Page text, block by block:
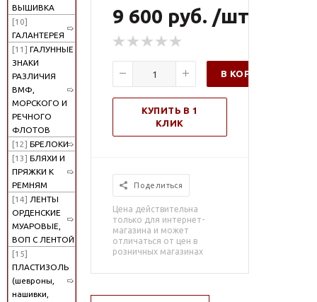
ВЫШИВКА
[10]
ГАЛАНТЕРЕЯ
[11] ГАЛУННЫЕ
ЗНАКИ
РАЗЛИЧИЯ
ВМФ,
МОРСКОГО И
РЕЧНОГО
ФЛОТОВ
[12] БРЕЛОКИ
[13] БЛЯХИ И
ПРЯЖКИ К
РЕМНЯМ
[14] ЛЕНТЫ
ОРДЕНСКИЕ
МУАРОВЫЕ,
ВОП С ЛЕНТОЙ
[15]
ПЛАСТИЗОЛЬ
(шевроны,
нашивки,
9 600 руб. /шт
В КОРЗИНУ
КУПИТЬ В 1
КЛИК
Поделиться
Цена действительна
только для интернет-
магазина и может
отличаться от цен в
розничных магазинах